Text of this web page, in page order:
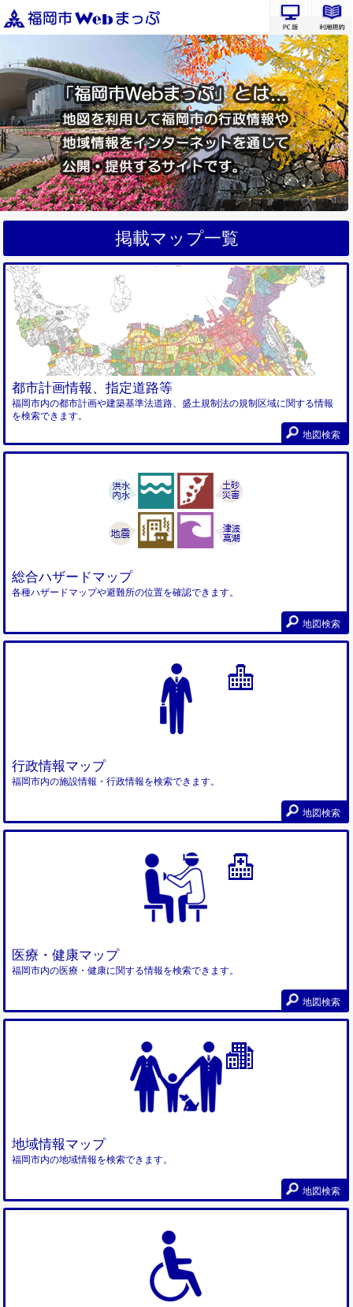
PC版サ
掲載マップ一覧
都市計画情報、指定道路等
福岡市内の都市計画や建築基準法道路、盛土規制法の規制区域に関する情報
を検索できます。
地図検索
総合ハザードマップ
各種ハザードマップや避難所の位置を確認できます。
地図検索
行政情報マップ
福岡市内の施設情報・行政情報を検索できます。
地図検索
医療・健康マップ
福岡市内の医療・健康に関する情報を検索できます。
地図検索
地域情報マップ
福岡市内の地域情報を検索できます。
地図検索